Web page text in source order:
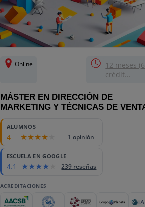
Online
12 meses
crédit...
MÁSTER EN DIRECCIÓN DE
MARKETING Y TÉCNICAS DE
ALUMNOS
4 1 opinión
ESCUELA EN GOOGLE
4.1 239 reseñas
ACREDITACIONES